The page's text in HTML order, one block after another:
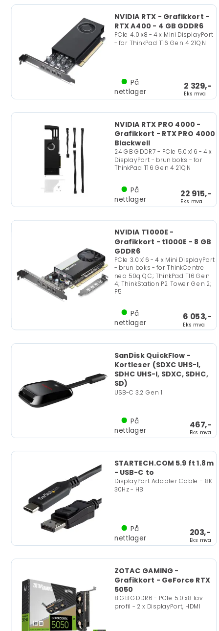
NVIDIA RTX - Grafikkort -
RTX A400 - 4 GB GDDR6
PCIe 4.0 x8 - 4 x Mini DisplayPort
- for ThinkPad T16 Gen 4 21QN
2 329,-
Eks mva
På
nettlager
NVIDIA RTX PRO 4000 -
Grafikkort - RTX PRO 4000
Blackwell
24 GB GDDR7 - PCIe 5.0 x16 - 4 x
DisplayPort - brun boks - for
ThinkPad T16 Gen 4 21QN
22 915,-
Eks mva
På
nettlager
NVIDIA T1000E -
Grafikkort - t1000E - 8 GB
GDDR6
PCIe 3.0 x16 - 4 x Mini DisplayPort
- brun boks - for ThinkCentre
neo 50q QC; ThinkPad T16 Gen
4; ThinkStation P2 Tower Gen 2;
P5
6 053,-
Eks mva
På
nettlager
SanDisk QuickFlow -
Kortleser (SDXC UHS-I,
SDHC UHS-I, SDXC, SDHC,
SD)
USB-C 3.2 Gen 1
467,-
Eks mva
På
nettlager
STARTECH.COM 5.9 ft 1.8m
- USB-C to
DisplayPort Adapter Cable - 8K
30Hz - HB
203,-
Eks mva
På
nettlager
ZOTAC GAMING -
Grafikkort - GeForce RTX
5050
8 GB GDDR6 - PCIe 5.0 x8 lav
profil - 2 x DisplayPort, HDMI